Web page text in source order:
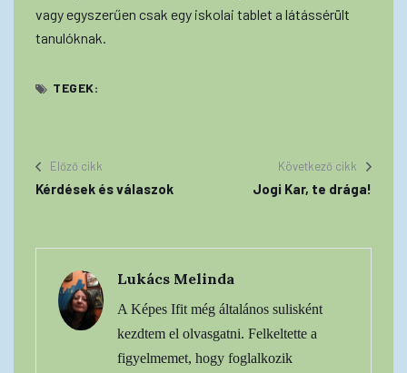
vagy egyszerűen csak egy iskolai tablet a látássérült
tanulóknak.
TEGEK:
Előző cikk
Kérdések és válaszok
Következő cikk
Jogi Kar, te drága!
Lukács Melinda
A Képes Ifit még általános sulisként
kezdtem el olvasgatni. Felkeltette a
figyelmemet, hogy foglalkozik